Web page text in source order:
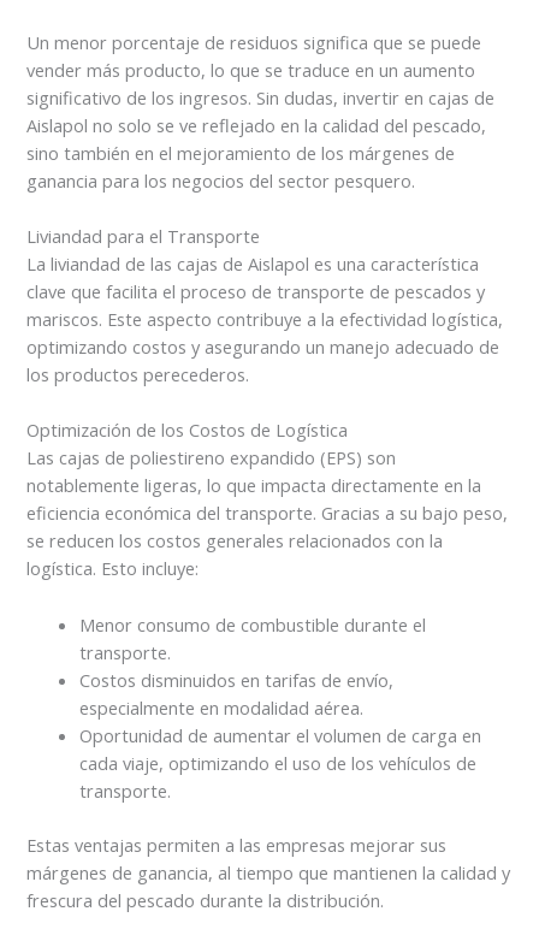
Un menor porcentaje de residuos significa que se puede
vender más producto, lo que se traduce en un aumento
significativo de los ingresos. Sin dudas, invertir en cajas de
Aislapol no solo se ve reflejado en la calidad del pescado,
sino también en el mejoramiento de los márgenes de
ganancia para los negocios del sector pesquero.
Liviandad para el Transporte
La liviandad de las cajas de Aislapol es una característica
clave que facilita el proceso de transporte de pescados y
mariscos. Este aspecto contribuye a la efectividad logística,
optimizando costos y asegurando un manejo adecuado de
los productos perecederos.
Optimización de los Costos de Logística
Las cajas de poliestireno expandido (EPS) son
notablemente ligeras, lo que impacta directamente en la
eficiencia económica del transporte. Gracias a su bajo peso,
se reducen los costos generales relacionados con la
logística. Esto incluye:
Menor consumo de combustible durante el
transporte.
Costos disminuidos en tarifas de envío,
especialmente en modalidad aérea.
Oportunidad de aumentar el volumen de carga en
cada viaje, optimizando el uso de los vehículos de
transporte.
Estas ventajas permiten a las empresas mejorar sus
márgenes de ganancia, al tiempo que mantienen la calidad y
frescura del pescado durante la distribución.